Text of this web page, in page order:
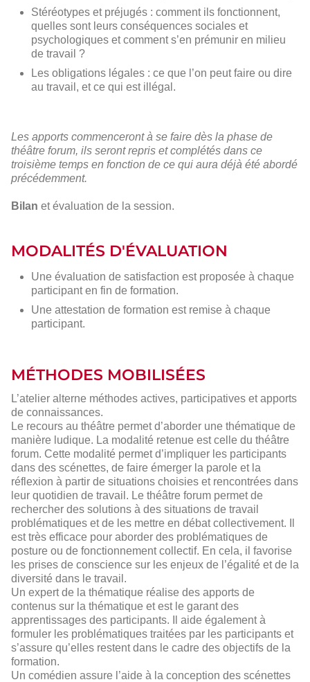
Stéréotypes et préjugés : comment ils fonctionnent,
quelles sont leurs conséquences sociales et
psychologiques et comment s’en prémunir en milieu
de travail ?
Les obligations légales : ce que l’on peut faire ou dire
au travail, et ce qui est illégal.
Les apports commenceront à se faire dès la phase de
théâtre forum, ils seront repris et complétés dans ce
troisième temps en fonction de ce qui aura déjà été abordé
précédemment.
Bilan et évaluation de la session.
MODALITÉS D'ÉVALUATION
Une évaluation de satisfaction est proposée à chaque
participant en fin de formation.
Une attestation de formation est remise à chaque
participant.
MÉTHODES MOBILISÉES
L’atelier alterne méthodes actives, participatives et apports
de connaissances.
Le recours au théâtre permet d’aborder une thématique de
manière ludique. La modalité retenue est celle du théâtre
forum. Cette modalité permet d’impliquer les participants
dans des scénettes, de faire émerger la parole et la
réflexion à partir de situations choisies et rencontrées dans
leur quotidien de travail. Le théâtre forum permet de
rechercher des solutions à des situations de travail
problématiques et de les mettre en débat collectivement. Il
est très efficace pour aborder des problématiques de
posture ou de fonctionnement collectif. En cela, il favorise
les prises de conscience sur les enjeux de l’égalité et de la
diversité dans le travail.
Un expert de la thématique réalise des apports de
contenus sur la thématique et est le garant des
apprentissages des participants. Il aide également à
formuler les problématiques traitées par les participants et
s’assure qu’elles restent dans le cadre des objectifs de la
formation.
Un comédien assure l’aide à la conception des scénettes